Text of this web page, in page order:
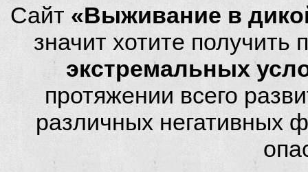
Сайт «Выживание в
значит хотите
экстремальных
протяжении всего
различных негативных